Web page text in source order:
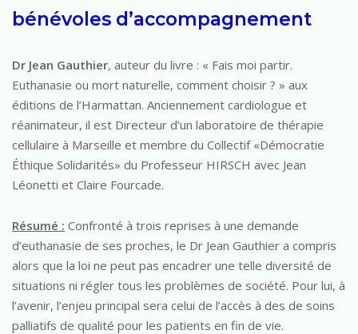
bénévoles d’accompagnement
Dr Jean Gauthier, auteur du livre : « Fais moi partir.
Euthanasie ou mort naturelle, comment choisir ? » aux
éditions de l’Harmattan. Anciennement cardiologue et
réanimateur, il est Directeur d’un laboratoire de thérapie
cellulaire à Marseille et membre du Collectif «Démocratie
Éthique Solidarités» du Professeur HIRSCH avec Jean
Léonetti et Claire Fourcade.
Résumé : Confronté à trois reprises à une demande
d’euthanasie de ses proches, le Dr Jean Gauthier a compris
alors que la loi ne peut pas encadrer une telle diversité de
situations ni régler tous les problèmes de société. Pour lui, à
l’avenir, l’enjeu principal sera celui de l’accès à des de soins
palliatifs de qualité pour les patients en fin de vie.